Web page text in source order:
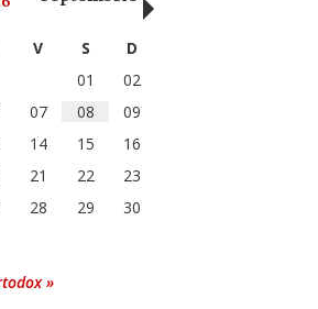
V S
D
01
02
07 08
09
14 15
16
21 22
23
28 29
30
»